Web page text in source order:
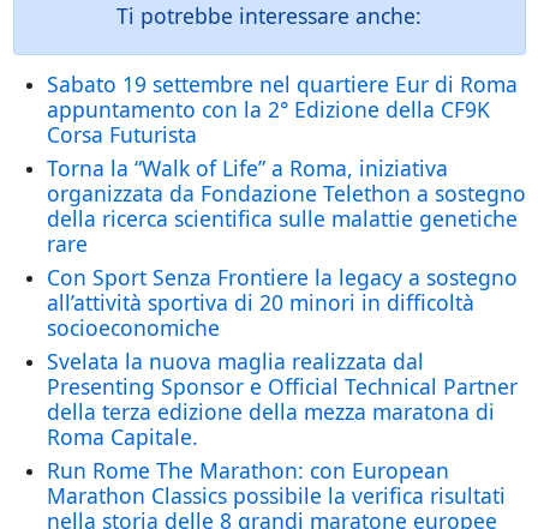
Ti potrebbe interessare anche:
Sabato 19 settembre nel quartiere Eur di Roma
appuntamento con la 2° Edizione della CF9K
Corsa Futurista
Torna la “Walk of Life” a Roma, iniziativa
organizzata da Fondazione Telethon a sostegno
della ricerca scientifica sulle malattie genetiche
rare
Con Sport Senza Frontiere la legacy a sostegno
all’attività sportiva di 20 minori in difficoltà
socioeconomiche
Svelata la nuova maglia realizzata dal
Presenting Sponsor e Official Technical Partner
della terza edizione della mezza maratona di
Roma Capitale.
Run Rome The Marathon: con European
Marathon Classics possibile la verifica risultati
nella storia delle 8 grandi maratone europee